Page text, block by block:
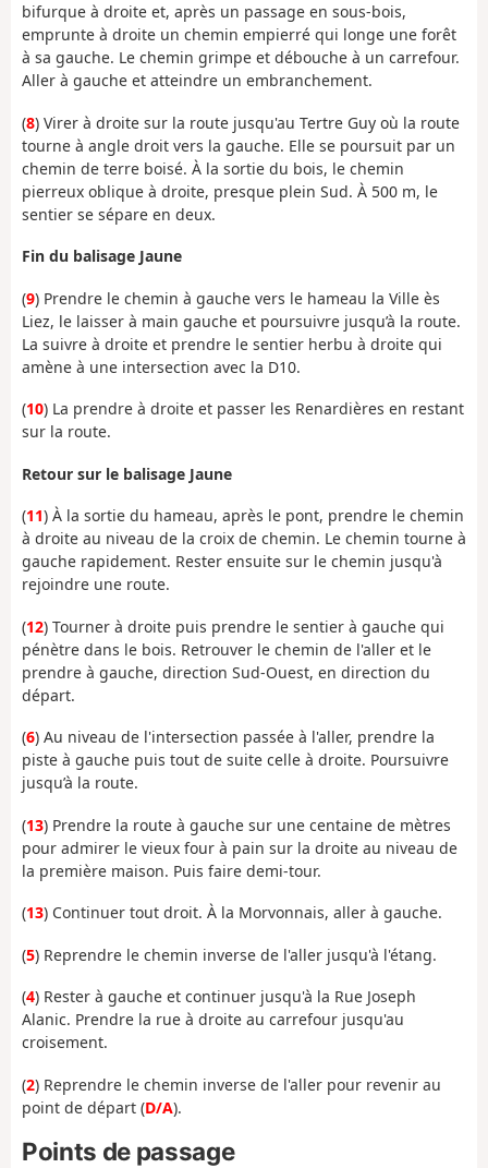
bifurque à droite et, après un passage en sous-bois,
emprunte à droite un chemin empierré qui longe une forêt
à sa gauche. Le chemin grimpe et débouche à un carrefour.
Aller à gauche et atteindre un embranchement.
(8) Virer à droite sur la route jusqu'au Tertre Guy où la route
tourne à angle droit vers la gauche. Elle se poursuit par un
chemin de terre boisé. À la sortie du bois, le chemin
pierreux oblique à droite, presque plein Sud. À 500 m, le
sentier se sépare en deux.
Fin du balisage Jaune
(9) Prendre le chemin à gauche vers le hameau la Ville ès
Liez, le laisser à main gauche et poursuivre jusqu’à la route.
La suivre à droite et prendre le sentier herbu à droite qui
amène à une intersection avec la D10.
(10) La prendre à droite et passer les Renardières en restant
sur la route.
Retour sur le balisage Jaune
(11) À la sortie du hameau, après le pont, prendre le chemin
à droite au niveau de la croix de chemin. Le chemin tourne à
gauche rapidement. Rester ensuite sur le chemin jusqu'à
rejoindre une route.
(12) Tourner à droite puis prendre le sentier à gauche qui
pénètre dans le bois. Retrouver le chemin de l'aller et le
prendre à gauche, direction Sud-Ouest, en direction du
départ.
(6) Au niveau de l'intersection passée à l'aller, prendre la
piste à gauche puis tout de suite celle à droite. Poursuivre
jusqu’à la route.
(13) Prendre la route à gauche sur une centaine de mètres
pour admirer le vieux four à pain sur la droite au niveau de
la première maison. Puis faire demi-tour.
(13) Continuer tout droit. À la Morvonnais, aller à gauche.
(5) Reprendre le chemin inverse de l'aller jusqu'à l'étang.
(4) Rester à gauche et continuer jusqu'à la Rue Joseph
Alanic. Prendre la rue à droite au carrefour jusqu'au
croisement.
(2) Reprendre le chemin inverse de l'aller pour revenir au
point de départ (D/A).
Points de passage